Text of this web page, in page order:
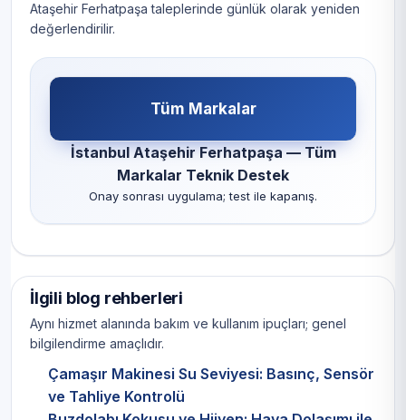
Ataşehir Ferhatpaşa taleplerinde günlük olarak yeniden
değerlendirilir.
Tüm Markalar
İstanbul Ataşehir Ferhatpaşa — Tüm
Markalar Teknik Destek
Onay sonrası uygulama; test ile kapanış.
İlgili blog rehberleri
Aynı hizmet alanında bakım ve kullanım ipuçları; genel
bilgilendirme amaçlıdır.
Çamaşır Makinesi Su Seviyesi: Basınç, Sensör
ve Tahliye Kontrolü